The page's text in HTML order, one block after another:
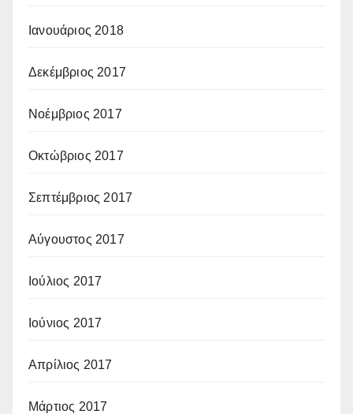
Ιανουάριος 2018
Δεκέμβριος 2017
Νοέμβριος 2017
Οκτώβριος 2017
Σεπτέμβριος 2017
Αύγουστος 2017
Ιούλιος 2017
Ιούνιος 2017
Απρίλιος 2017
Μάρτιος 2017